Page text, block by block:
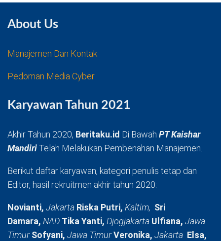
About Us
Manajemen Dan Kontak
Pedoman Media Cyber
Karyawan Tahun 2021
Akhir Tahun 2020, Beritaku.id Di Bawah PT Kaishar
MandiriTelah Melakukan Pembenahan Manajemen.
Berikut daftar karyawan, kategori penulis tetap dan
Editor, hasil rekruitmen akhir tahun 2020:
Novianti, Jakarta Riska Putri, Kaltim, Sri
Damara, NAD Tika Yanti, Djogjakarta Ulfiana, Jawa
TimurSofyani, Jawa TimurVeronika, Jakarta Elsa,